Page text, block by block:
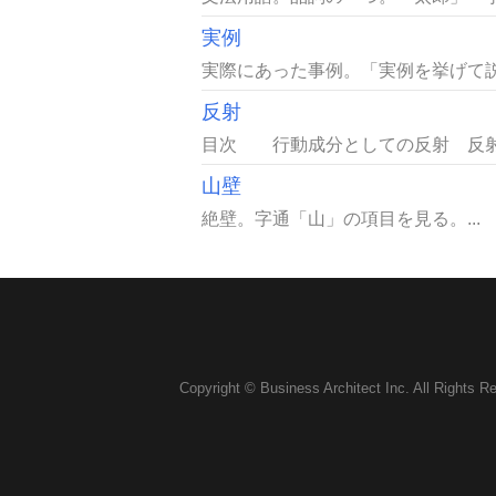
実例
実際にあった事例。「実例を挙げて
反射
目次 行動成分としての反射
山壁
絶壁。字通「山」の項目を見る。...
Copyright © Business Architect Inc. All Rights